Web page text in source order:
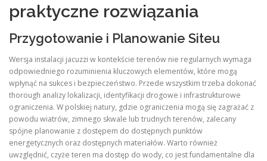
praktyczne rozwiązania
Przygotowanie i Planowanie Siteu
Wersja instalacji jacuzzi w kontekście terenów nie regularnych wymaga
odpowiedniego rozuminienia kluczowych elementów, które mogą
wpłynąć na sukces i bezpieczeństwo. Przede wszystkim trzeba dokonać
thorough analizy lokalizacji, identyfikacji drogowe i infrastrukturowe
ograniczenia. W polskiej natury, gdzie ograniczenia mogą się zagrażać z
powodu wiatrów, zimnego skwale lub trudnych terenów, zalecany
spójne planowanie z dostępem do dostępnych punktów
energetycznych oraz dostępnych materiałów. Warto również
uwzględnić, czyże teren ma dostęp do wody, co jest fundamentalne dla